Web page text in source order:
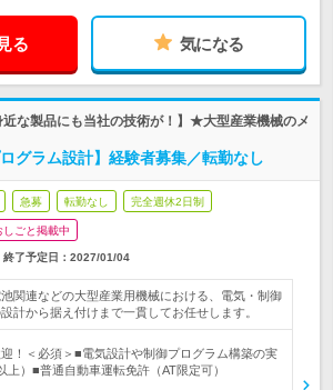
る 気になる
な製品にも当社の技術が！】★大型産業機械のメ
グラム設計】経験者募集／転勤なし
急募 転勤なし 完全週休2日制
しごと掲載中
終了予定日： 2027/01/04
関連などの大型産業用機械における、電気・制御
計から据え付けまで一貫してお任せします。
！＜必須＞■電気設計や制御プログラム構築の実
上）■普通自動車運転免許（AT限定可）